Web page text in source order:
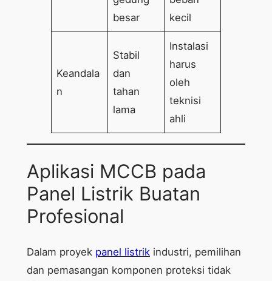
besar
kecil
Keandala
n
Stabil
dan
tahan
lama
Instalasi
harus
oleh
teknisi
ahli
Aplikasi MCCB pada
Panel Listrik Buatan
Profesional
Dalam proyek panel listrikindustri, pemilihan
dan pemasangan komponen proteksi tidak